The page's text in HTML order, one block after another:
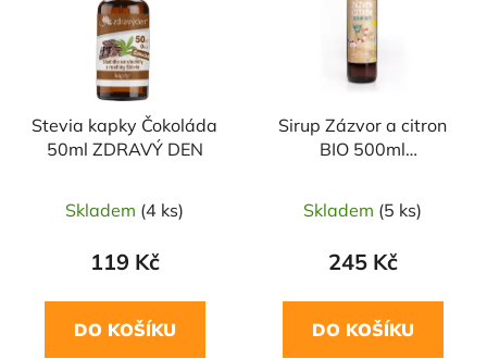
Stevia kapky Čokoláda
50ml ZDRAVÝ DEN
Skladem (4 ks)
119 Kč
DO KOŠÍKU
Sirup Zázvor a citron
BIO 500ml
Skladem (5 ks)
245 Kč
DO KOŠÍKU